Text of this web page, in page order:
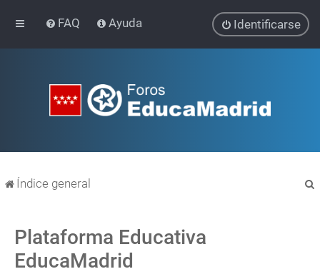
FAQ Ayuda Identificarse
Índice general
Plataforma Educativa
EducaMadrid